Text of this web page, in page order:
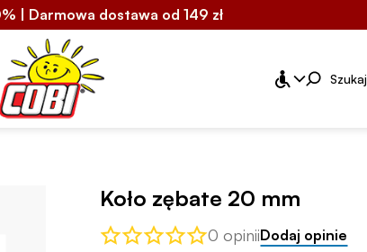
| Darmowa dostawa od 149 zł
Szukaj
Koło zębate 20 mm
0 opiniiDodaj opinie